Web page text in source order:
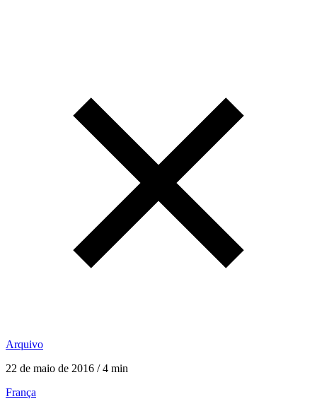
Arquivo
22 de maio de 2016 / 4 min
França